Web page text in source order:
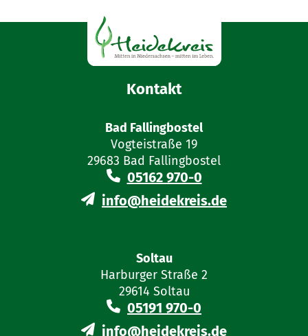
Kontakt
Bad Fallingbostel
Vogteistraße 19
29683 Bad Fallingbostel
05162 970-0
info@heidekreis.de
Soltau
Harburger Straße 2
29614 Soltau
05191 970-0
info@heidekreis.de